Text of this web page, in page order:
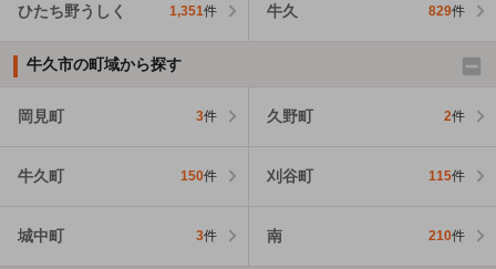
ひたち野うしく 1,351件 牛久 829件
牛久市の町域から探す
岡見町 3件 久野町 2件
牛久町 150件 刈谷町 115件
城中町 3件 南 210件